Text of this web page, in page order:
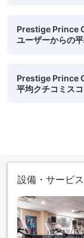
Prestige Prince
ユーザーからの
Prestige Prince
平均クチコミス
設備・サービス